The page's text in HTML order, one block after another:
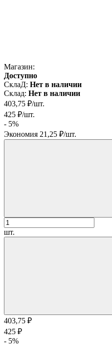
Магазин:
Доступно
СклаД: Нет в наличии
Склад: Нет в наличии
403,75 ₽/шт.
425 ₽/шт.
- 5%
Экономия 21,25 ₽/шт.
шт.
403,75 ₽
425 ₽
- 5%